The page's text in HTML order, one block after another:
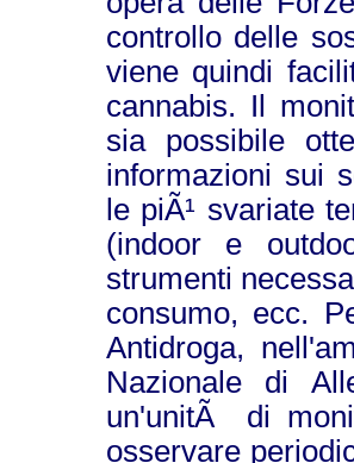
controllo delle
viene quindi
cannabis. Il
sia possibile
informazioni sui
le piÃ¹ svariate
(indoor e
strumenti
consumo, ecc.
Antidroga,
Nazionale di
un'unitÃ di
osservare